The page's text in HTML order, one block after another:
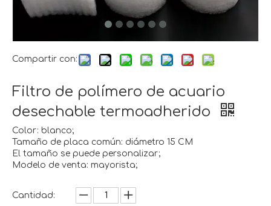
Compartir con:
Filtro de polímero de acuario
desechable termoadherido
Color: blanco;
Tamaño de placa común: diámetro 15 CM
El tamaño se puede personalizar;
Modelo de venta: mayorista;
Cantidad: